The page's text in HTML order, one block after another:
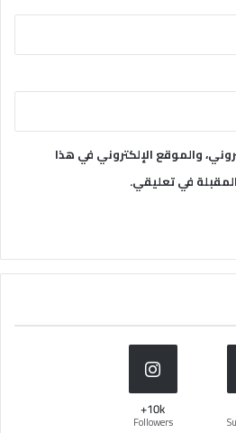
والموقع الإلكتروني في هذا
في تعليقي.
10k+
Followers